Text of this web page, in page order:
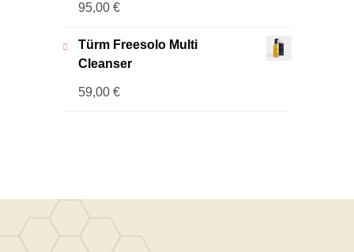
95,00 €
Türm Freesolo Multi
Cleanser
59,00 €